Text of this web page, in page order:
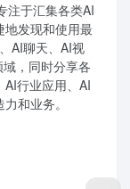
注于汇集各类AI
发现和使用最
AI聊天、AI视
，同时分享各
行业应用、AI
和业务。